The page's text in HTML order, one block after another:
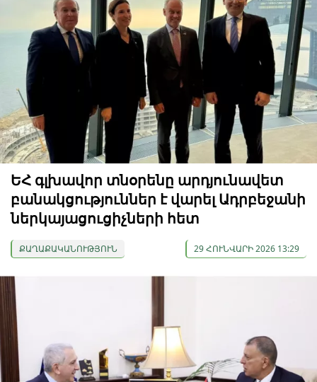
ԵՀ գլխավոր տնօրենը արդյունավետ
բանակցություններ է վարել Ադրբեջանի
ներկայացուցիչների հետ
ՔԱՂԱՔԱԿԱՆՈՒԹՅՈՒՆ 29 ՀՈՒՆՎԱՐԻ 2026 13:29